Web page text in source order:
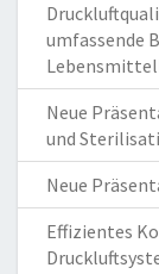
umfassende
Neue
und
Neue
Effizientes